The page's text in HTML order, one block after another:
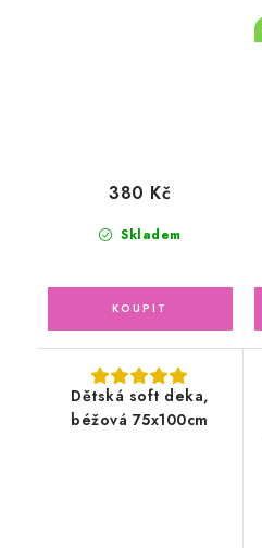
Skladem
380 Kč
Dětská soft deka,
béžová 75x100cm